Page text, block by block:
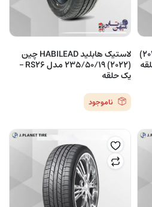
تایر HABILEAD هابلید چین (2022) لاستیک هابلید HABILEAD چین
(2022) 235/50/19 مدل RS26 –
یک حلقه
ناموجود